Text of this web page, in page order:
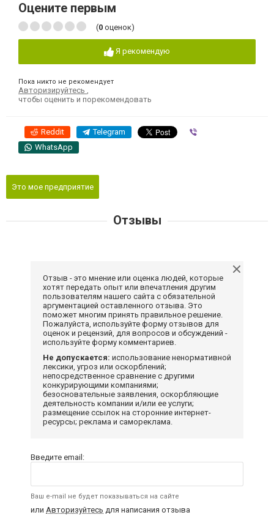
Оцените первым
(0 оценок)
Я рекомендую
Пока никто не рекомендует
Авторизируйтесь
чтобы оценить и порекомендовать
Reddit Telegram
WhatsApp
Это мое предприятие
Отзывы
Отзыв - это мнение или оценка людей, которые
хотят передать опыт или впечатления другим
пользователям нашего сайта с обязательной
аргументацией оставленного отзыва. Это
поможет многим принять правильное решение.
Пожалуйста, используйте форму отзывов для
оценок и рецензий, для вопросов и обсуждений -
используйте форму комментариев.
Не допускается: использование ненормативной
лексики, угроз или оскорблений;
непосредственное сравнение с другими
конкурирующими компаниями;
безосновательные заявления, оскорбляющие
деятельность компании и/или ее услуги;
размещение ссылок на сторонние интернет-
ресурсы; реклама и самореклама.
Введите email:
Ваш e-mail не будет показываться на сайте
или Авторизуйтесь для написания отзыва